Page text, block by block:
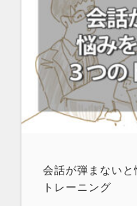
会話が弾まない
トレーニング